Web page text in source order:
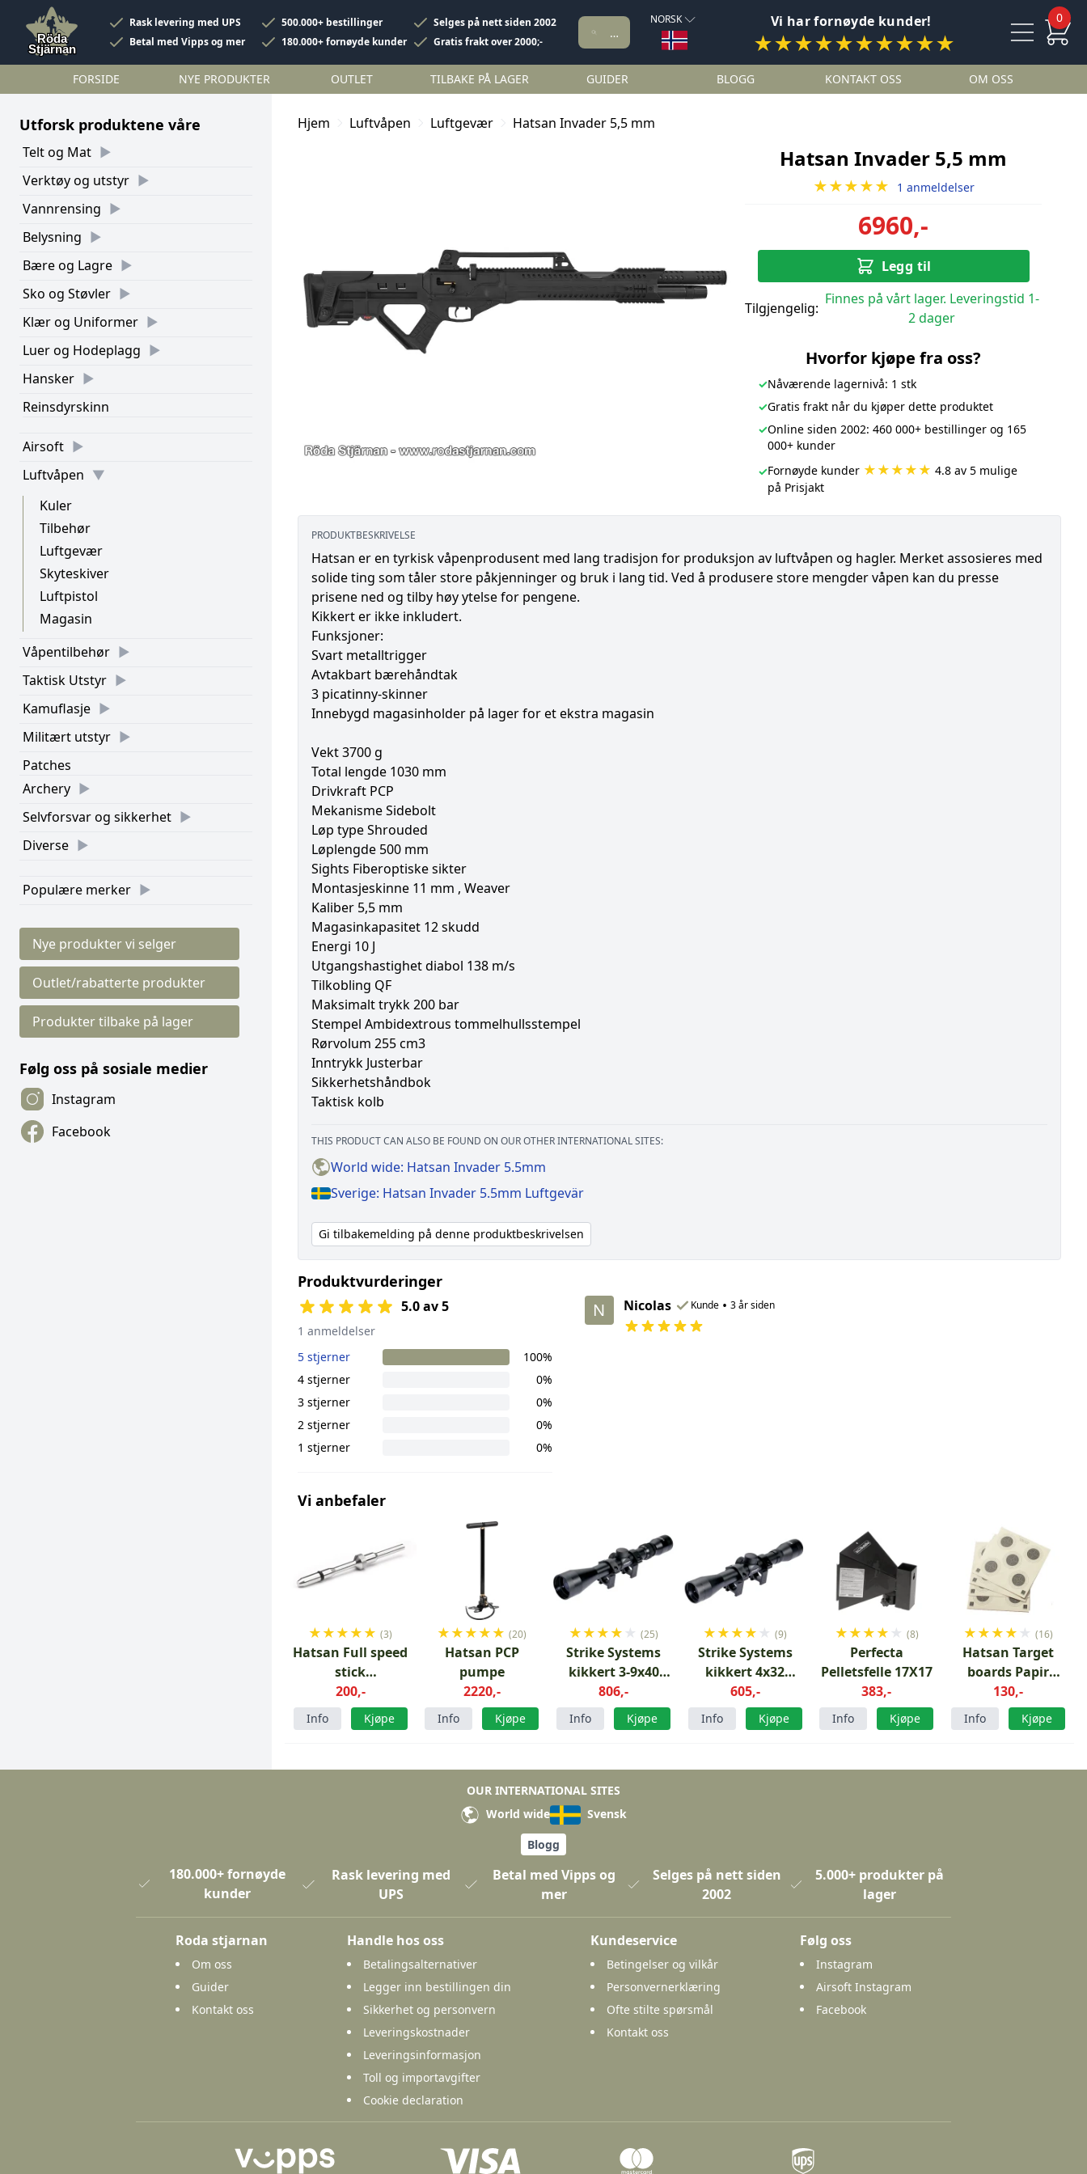
Rask levering med UPS 500.000+ bestillinger
Selges på nett siden 2002
Betal med Vipps og mer
180.000+ fornøyde kunder Gratis frakt over 2000;-
NORSK Vi har fornøyde kunder!
★★★★★★★★★★
0
FORSIDE NYE PRODUKTER OUTLET TILBAKE PÅ LAGER GUIDER BLOGG KONTAKT OSS OM OSS
Utforsk produktene våre
Telt og Mat
Verktøy og utstyr
Vannrensing
Belysning
Bære og Lagre
Sko og Støvler
Klær og Uniformer
Luer og Hodeplagg
Hansker
Reinsdyrskinn
Airsoft
Luftvåpen
Kuler
Tilbehør
Luftgevær
Skyteskiver
Luftpistol
Magasin
Våpentilbehør
Taktisk Utstyr
Kamuflasje
Militært utstyr
Patches
Archery
Selvforsvar og sikkerhet
Diverse
Populære merker
Nye produkter vi selger
Outlet/rabatterte produkter
Produkter tilbake på lager
Følg oss på sosiale medier
Instagram
Facebook
Hjem Luftvåpen Luftgevær Hatsan Invader 5,5 mm
Hatsan Invader 5,5 mm
★★★★★ 1 anmeldelser
6960,-
Legg til
Tilgjengelig:
Finnes på vårt lager. Leveringstid 1-
2 dager
Hvorfor kjøpe fra oss?
✓Nåværende lagernivå: 1 stk
✓Gratis frakt når du kjøper dette produktet
✓Online siden 2002: 460 000+ bestillinger og 165
000+ kunder
✓Fornøyde kunder ★★★★★ 4.8 av 5 mulige
på Prisjakt
PRODUKTBESKRIVELSE
Hatsan er en tyrkisk våpenprodusent med lang tradisjon for produksjon av luftvåpen og hagler. Merket assosieres med
solide ting som tåler store påkjenninger og bruk i lang tid. Ved å produsere store mengder våpen kan du presse
prisene ned og tilby høy ytelse for pengene.
Kikkert er ikke inkludert.
Funksjoner:
Svart metalltrigger
Avtakbart bærehåndtak
3 picatinny-skinner
Innebygd magasinholder på lager for et ekstra magasin
Vekt 3700 g
Total lengde 1030 mm
Drivkraft PCP
Mekanisme Sidebolt
Løp type Shrouded
Løplengde 500 mm
Sights Fiberoptiske sikter
Montasjeskinne 11 mm , Weaver
Kaliber 5,5 mm
Magasinkapasitet 12 skudd
Energi 10 J
Utgangshastighet diabol 138 m/s
Tilkobling QF
Maksimalt trykk 200 bar
Stempel Ambidextrous tommelhullsstempel
Rørvolum 255 cm3
Inntrykk Justerbar
Sikkerhetshåndbok
Taktisk kolb
THIS PRODUCT CAN ALSO BE FOUND ON OUR OTHER INTERNATIONAL SITES:
World wide: Hatsan Invader 5.5mm
Sverige: Hatsan Invader 5.5mm Luftgevär
Gi tilbakemelding på denne produktbeskrivelsen
Produktvurderinger
5.0 av 5
1 anmeldelser
5 stjerner
100%
4 stjerner
0%
3 stjerner
0%
2 stjerner
0%
1 stjerner
0%
N Nicolas Kunde • 3 år siden
Vi anbefaler
★★★★★ (3)
Hatsan Full speed
stick
AT44/Factor/Flash/Hydra/Invader/Nova/Vectis
200,-
Info Kjøpe
★★★★★ (20)
Hatsan PCP
pumpe
2220,-
Info Kjøpe
★★★★ ★ (25)
Strike Systems
kikkert 3-9x40
11mm rail
806,-
Info Kjøpe
★★★★ ★ (9)
Strike Systems
kikkert 4x32
11mm rail
605,-
Info Kjøpe
★★★★ ★ (8)
Perfecta
Pelletsfelle 17X17
383,-
Info Kjøpe
★★★★ ★ (16)
Hatsan Target
boards Papir
100stk 14cm
130,-
Info Kjøpe
OUR INTERNATIONAL SITES
World wide
Svensk
Blogg
180.000+ fornøyde
kunder
Rask levering med
UPS
Betal med Vipps og
mer
Selges på nett siden
2002
5.000+ produkter på
lager
Roda stjarnan
Om oss
Guider
Kontakt oss
Handle hos oss
Betalingsalternativer
Legger inn bestillingen din
Sikkerhet og personvern
Leveringskostnader
Leveringsinformasjon
Toll og importavgifter
Cookie declaration
Kundeservice
Betingelser og vilkår
Personvernerklæring
Ofte stilte spørsmål
Kontakt oss
Følg oss
Instagram
Airsoft Instagram
Facebook